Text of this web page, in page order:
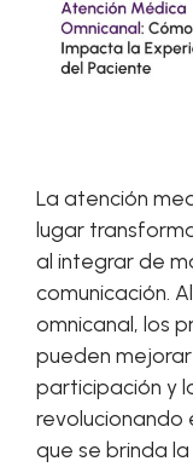
La atención
lugar
al integrar de
comunicación.
omnicanal, los
pueden
participación y
revolucionando
que se brinda